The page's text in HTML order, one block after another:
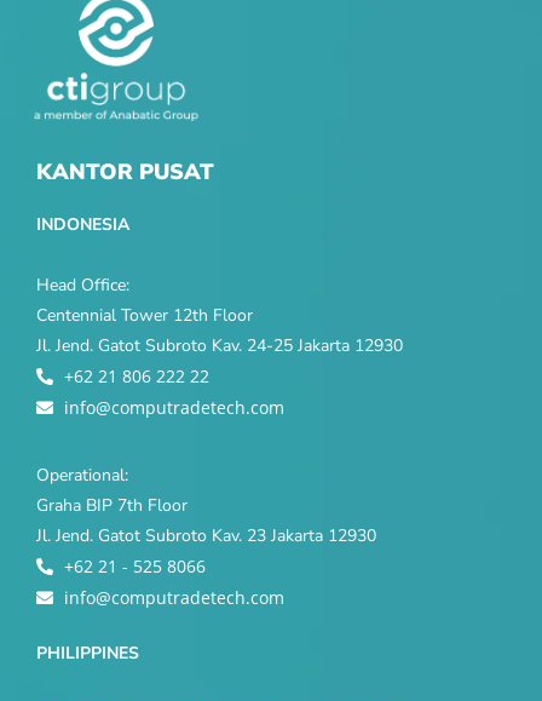
KANTOR PUSAT
INDONESIA
Head Office:
Centennial Tower 12th Floor
Jl. Jend. Gatot Subroto Kav. 24-25 Jakarta 12930
+62 21 806 222 22
info@computradetech.com
Operational:
Graha BIP 7th Floor
Jl. Jend. Gatot Subroto Kav. 23 Jakarta 12930
+62 21 - 525 8066
info@computradetech.com
PHILIPPINES